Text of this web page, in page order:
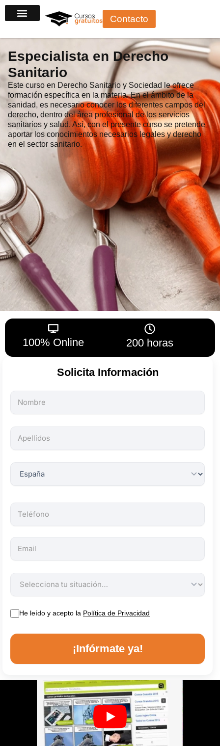
al
Contacto
Especialista en Derecho
Sanitario
Este curso en Derecho Sanitario y Sociedad le ofrece
formación específica en la materia. En el ámbito de la
sanidad, es necesario conocer los diferentes campos del
derecho, dentro del área profesional de los servicios
sanitarios y salud. Así, con el presente curso se pretende
aportar los conocimientos necesarios legales y derecho
en el sector sanitario.
100% Online 200 horas
Solicita Información
Todos
los
son
obligatorios.
He leído y acepto la Política de Privacidad
¡Infórmate ya!